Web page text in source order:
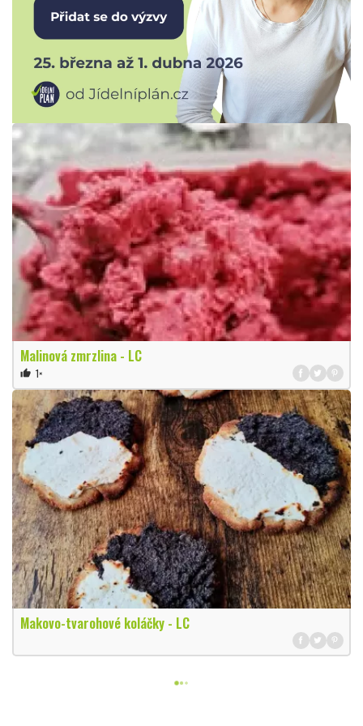
Malinová zmrzlina - LC
thumb_up 1×
Makovo-tvarohové koláčky - LC